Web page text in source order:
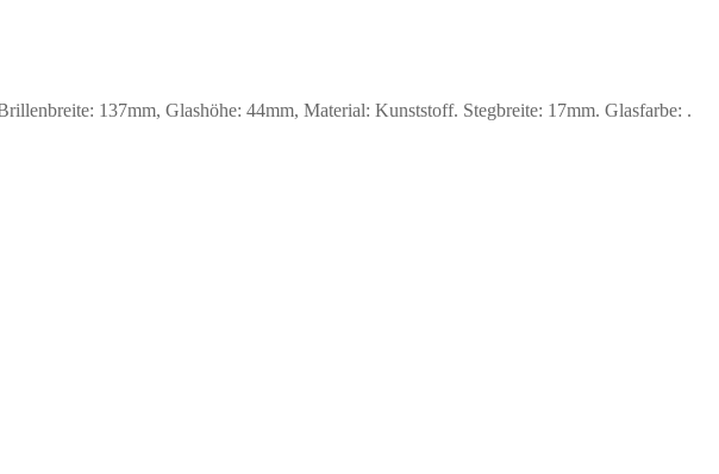
137mm, Glashöhe: 44mm, Material: Kunststoff. Stegbreite: 17mm. Glasfarbe: .